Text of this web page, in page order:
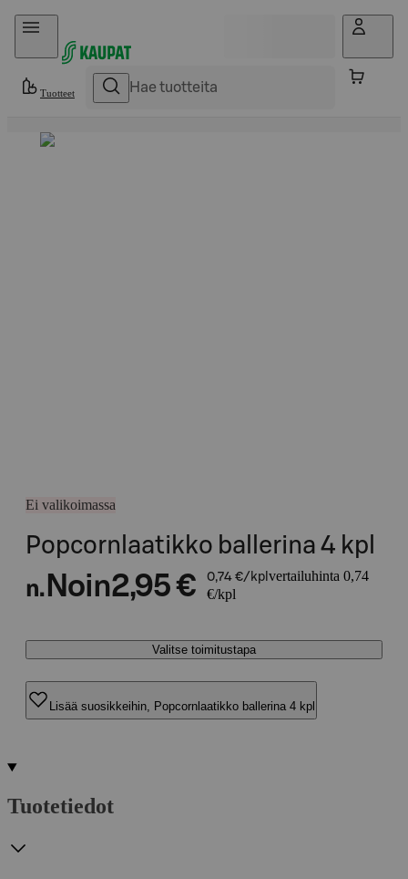
Hyppää sisältöön
Tuotteet
Ei valikoimassa
Popcornlaatikko ballerina 4 kpl
n. Noin2,95 € 0,74 €/kpl vertailuhinta 0,74
€/kpl
Valitse toimitustapa
Lisää suosikkeihin, Popcornlaatikko ballerina 4 kpl
Tuotetiedot